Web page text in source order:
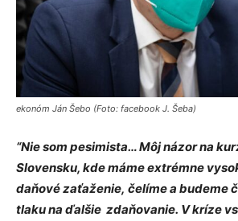
ekonóm Ján Šebo (Foto: facebook J. Šeba)
“Nie som pesimista… Môj názor na
Slovensku, kde máme extrémne
daňové zaťaženie, čelíme a budeme
tlaku na ďalšie zdaňovanie. V kríze